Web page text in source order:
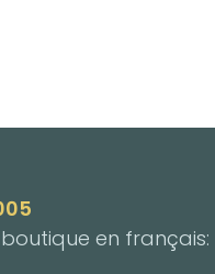
en français: